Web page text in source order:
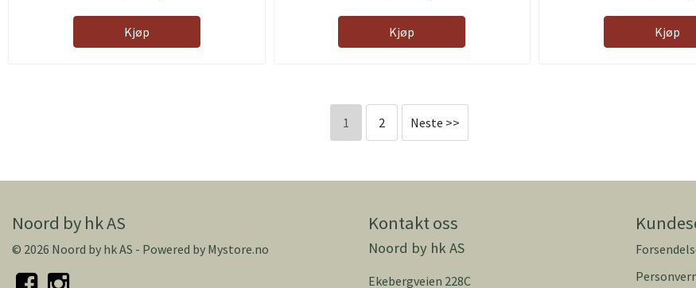
Kjøp Kjøp Kjøp
1 2 Neste >>
Noord by hk AS
© 2026 Noord by hk AS - Powered by Mystore.no
Kontakt oss
Noord by hk AS
Ekebergveien 228C